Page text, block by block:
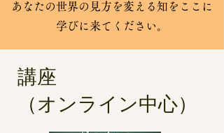
​あなたの世界の見方を変える知をここに
学びに来てください。
講座
（オンライン中心）